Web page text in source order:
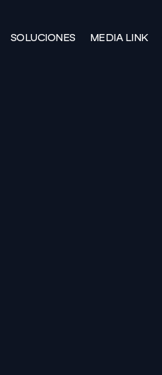
SOLUCIONES MEDIA LINK